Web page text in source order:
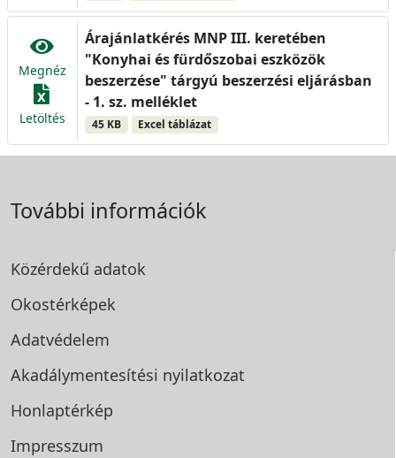
Megnéz
Letöltés
Árajánlatkérés MNP III. keretében
"Konyhai és fürdőszobai eszközök
beszerzése" tárgyú beszerzési eljárásban
- 1. sz. melléklet
45 KB Excel táblázat
További információk
Közérdekű adatok
Okostérképek
Adatvédelem
Akadálymentesítési nyilatkozat
Honlaptérkép
Impresszum